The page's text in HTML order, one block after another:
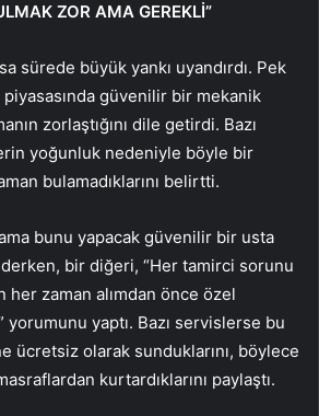
ZOR AMA GEREKLİ”
sürede büyük yankı uyandırdı. Pek
güvenilir bir mekanik
zorlaştığını dile getirdi. Bazı
yoğunluk nedeniyle böyle bir
bulamadıklarını belirtti.
bunu yapacak güvenilir bir usta
bir diğeri, “Her tamirci sorunu
zaman alımdan önce özel
yorumunu yaptı. Bazı servislerse bu
ücretsiz olarak sunduklarını, böylece
kurtardıklarını paylaştı.